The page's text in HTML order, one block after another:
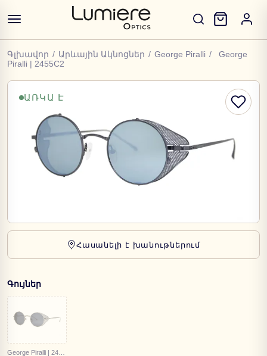
Գլխավոր / Արևային Ակնոցներ / George Piralli /
George
Piralli | 2455C2
ԱՌԿԱ Է
Հասանելի է խանութներում
Գույներ